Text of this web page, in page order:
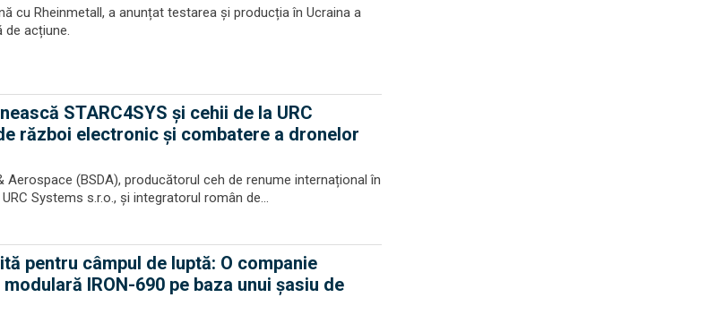
cu Rheinmetall, a anunțat testarea și producția în Ucraina a
de acțiune.
STARC4SYS și cehii de la URC
război electronic și combatere a dronelor
Aerospace (BSDA), producătorul ceh de renume internațional în
Systems s.r.o., și integratorul român de...
pentru câmpul de luptă: O companie
IRON-690 pe baza unui șasiu de